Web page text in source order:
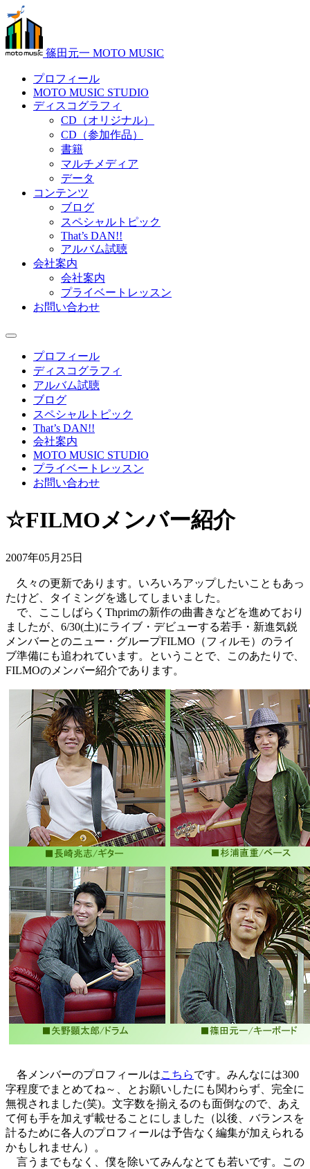
篠田元一 MOTO MUSIC
プロフィール
MOTO MUSIC STUDIO
ディスコグラフィ
CD（オリジナル）
CD（参加作品）
書籍
マルチメディア
データ
コンテンツ
ブログ
スペシャルトピック
That’s DAN!!
アルバム試聴
会社案内
会社案内
プライベートレッスン
お問い合わせ
プロフィール
ディスコグラフィ
アルバム試聴
ブログ
スペシャルトピック
That’s DAN!!
会社案内
MOTO MUSIC STUDIO
プライベートレッスン
お問い合わせ
☆FILMOメンバー紹介
2007年05月25日
久々の更新であります。いろいろアップしたいこともあっ
たけど、タイミングを逃してしまいました。
で、ここしばらくThprimの新作の曲書きなどを進めており
ましたが、6/30(土)にライブ・デビューする若手・新進気鋭
メンバーとのニュー・グループFILMO（フィルモ）のライ
ブ準備にも追われています。ということで、このあたりで、
FILMOのメンバー紹介であります。
各メンバーのプロフィールはこちらです。みんなには300
字程度でまとめてね～、とお願いしたにも関わらず、完全に
無視されました(笑)。文字数を揃えるのも面倒なので、あえ
て何も手を加えず載せることにしました（以後、バランスを
計るために各人のプロフィールは予告なく編集が加えられる
かもしれません）。
言うまでもなく、僕を除いてみんなとても若いです。この